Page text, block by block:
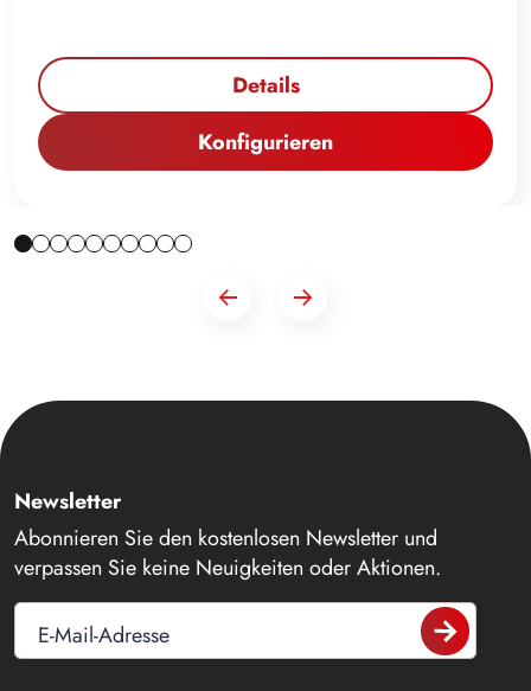
Details
Konfigurieren
Newsletter
Abonnieren Sie den kostenlosen Newsletter und
verpassen Sie keine Neuigkeiten oder Aktionen.
E-Mail-Adresse